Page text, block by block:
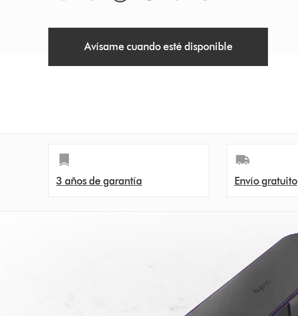
t
Avísame cuando esté disponible
3 años de garantía Envío gratuito